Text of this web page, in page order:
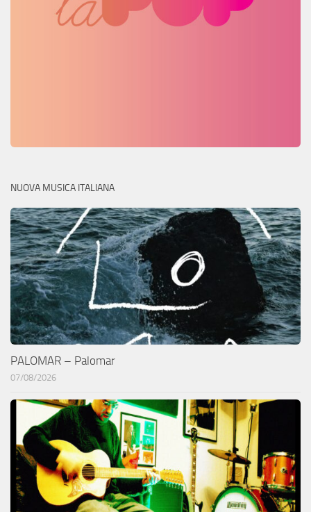
NUOVA MUSICA ITALIANA
PALOMAR – Palomar
07/08/2026